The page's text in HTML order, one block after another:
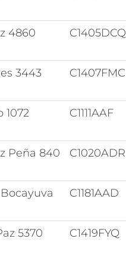
4860 C1405DCQ
3443 C1407FMC
1072 C1111AAF
Peña 840 C1020ADR
C1181AAD
5370 C1419FYQ